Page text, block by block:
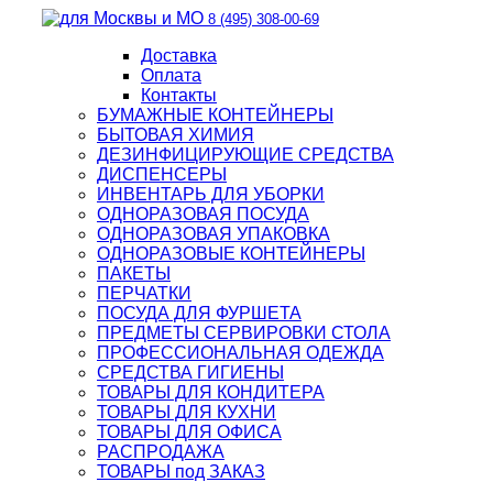
8 (495) 308-00-69
Доставка
Оплата
Контакты
БУМАЖНЫЕ КОНТЕЙНЕРЫ
БЫТОВАЯ ХИМИЯ
ДЕЗИНФИЦИРУЮЩИЕ СРЕДСТВА
ДИСПЕНСЕРЫ
ИНВЕНТАРЬ ДЛЯ УБОРКИ
ОДНОРАЗОВАЯ ПОСУДА
ОДНОРАЗОВАЯ УПАКОВКА
ОДНОРАЗОВЫЕ КОНТЕЙНЕРЫ
ПАКЕТЫ
ПЕРЧАТКИ
ПОСУДА ДЛЯ ФУРШЕТА
ПРЕДМЕТЫ СЕРВИРОВКИ СТОЛА
ПРОФЕССИОНАЛЬНАЯ ОДЕЖДА
СРЕДСТВА ГИГИЕНЫ
ТОВАРЫ ДЛЯ КОНДИТЕРА
ТОВАРЫ ДЛЯ КУХНИ
ТОВАРЫ ДЛЯ ОФИСА
РАСПРОДАЖА
ТОВАРЫ под ЗАКАЗ